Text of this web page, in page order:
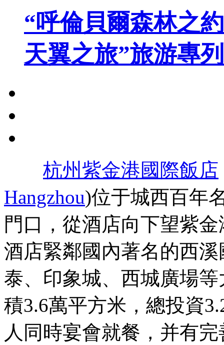
“呼倫貝爾森林之
天翼之旅”旅游專
杭州紫金港國際飯店
Hangzhou)位于城西百年
門口，從酒店向下望紫
酒店緊鄰國內著名的西
泰、印象城、西城廣場
積3.6萬平方米，總投資
人同時宴會就餐，并有